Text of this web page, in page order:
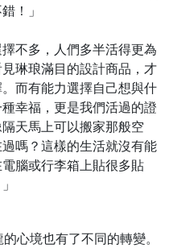
！」
不多，人們多半活得更為
琳琅滿目的設計商品，才
而有能力選擇自己想與什
幸福，更是我們活過的證
天馬上可以搬家那般空
嗎？這樣的生活就沒有能
腦或行李箱上貼很多貼
心境也有了不同的轉變。